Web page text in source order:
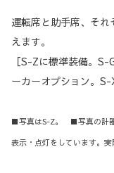
運転席と助手席、そ
えます。
［S-Zに標準装備。
ーカーオプション。S-
■写真はS-Z。 ■写真の計器
表示・点灯をしています。実